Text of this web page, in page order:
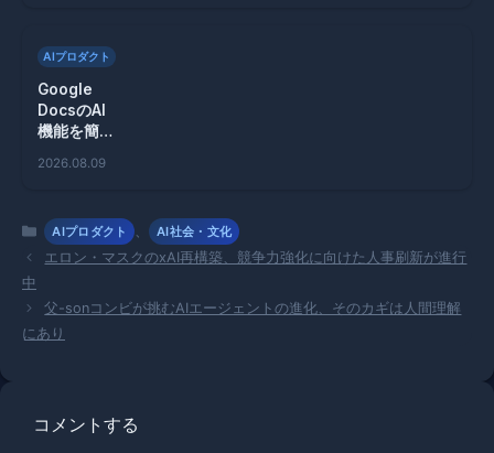
AIプロダクト
Google
DocsのAI
機能を簡単
る方法と
2026.08.09
カ
テ
ゴ
ー
AIプロダクト 、 AI社会・文化
エロン・マスクのxAI再構築、競争力強化に向けた人事刷新が進行
中
父-sonコンビが挑むAIエージェントの進化、そのカギは人間理解
にあり
コメントする